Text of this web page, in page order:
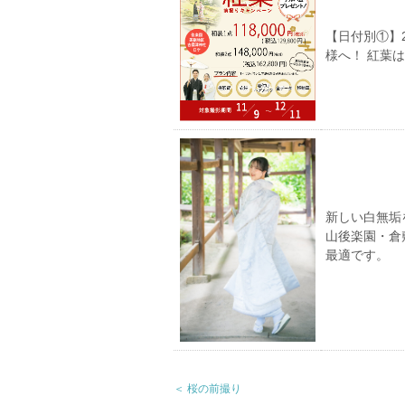
【日付別①
様へ！ 紅葉
新しい白無
山後楽園・
最適です。
＜ 桜の前撮り